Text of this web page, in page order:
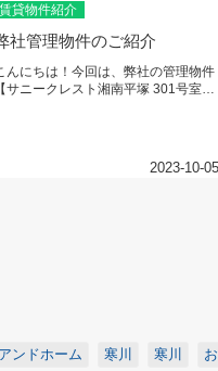
賃貸物件紹介
社管理物件のご紹介
んにちは！今回は、弊社の管理物件
【サニークレスト湘南平塚 301号室】
2023-10-05
ンドホーム 寒川 寒川